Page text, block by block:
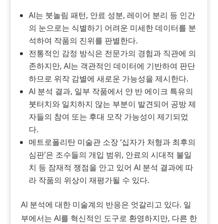
AI는 붓놀림 패턴, 안료 성분, 레이어 분리 등 인간
의 눈으로는 식별하기 어려운 미세한 데이터를 분
석하여 작품의 진위를 판별한다.
전통적인 감정 방식은 전문가의 경험과 직관에 의
존하지만, AI는 객관적인 데이터에 기반하여 판단
하므로 위작 감별에 새로운 가능성을 제시한다.
AI 분석 결과, 일부 작품에서 얀 반 에이크 특유의
붓터치와 일치하지 않는 부분이 발견되어 공방 제
자들의 참여 또는 후대 모작 가능성이 제기되었
다.
메트로폴리탄 미술관 소장 ‘십자가 처형과 최후의
심판’은 조수들의 개입 범위, 안료의 시대적 불일
치 등 잠재적 쟁점을 안고 있어 AI 분석 결과에 따
라 작품의 위상이 재평가될 수 있다.
AI 분석에 대한 미술계의 반응은 엇갈리고 있다. 일
부에서는 AI를 혁신적인 도구로 환영하지만, 다른 한